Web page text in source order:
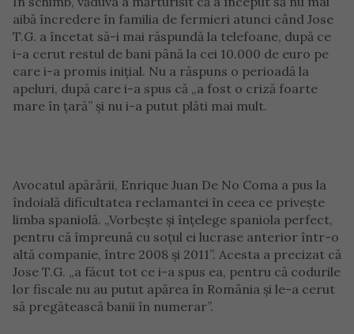
aibă încredere în familia de fermieri atunci când Jose
T.G. a încetat să-i mai răspundă la telefoane, după ce
i-a cerut restul de bani până la cei 10.000 de euro pe
care i-a promis inițial. Nu a răspuns o perioadă la
apeluri, după care i-a spus că „a fost o criză foarte
mare în țară” și nu i-a putut plăti mai mult.
Avocatul apărării, Enrique Juan De No Coma a pus la
îndoială dificultatea reclamantei în ceea ce privește
limba spaniolă. „Vorbește și înțelege spaniola perfect,
pentru că împreună cu soțul ei lucrase anterior într-o
altă companie, între 2008 și 2011”. Acesta a precizat că
Jose T.G. „a făcut tot ce i-a spus ea, pentru că codurile
lor fiscale nu au putut apărea în România și le-a cerut
să pregătească banii în numerar”.